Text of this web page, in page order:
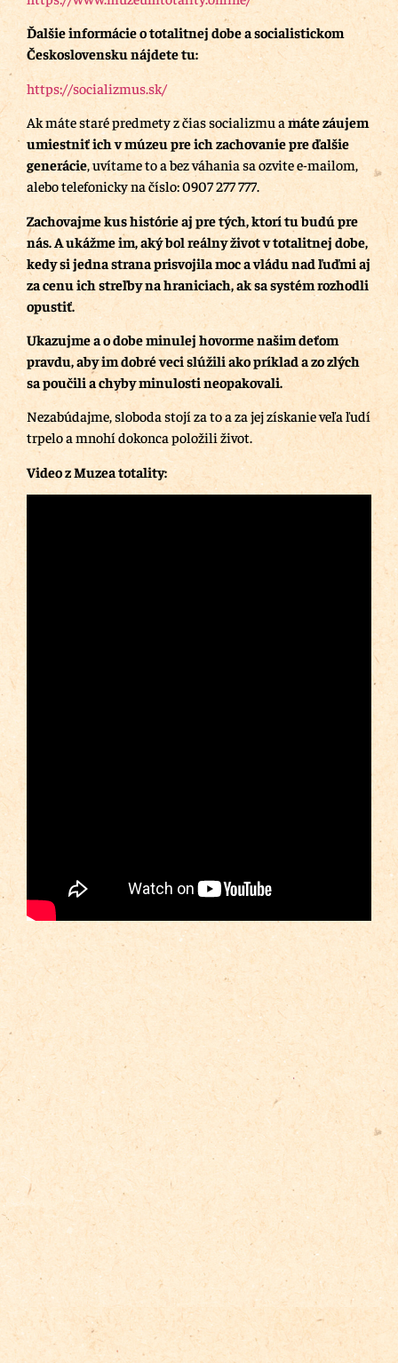
Ďalšie informácie o totalitnej dobe a socialistickom
Československu nájdete tu:
https://socializmus.sk/
Ak máte staré predmety z čias socializmu a máte záujem
umiestniť ich v múzeu pre ich zachovanie pre ďalšie
generácie, uvítame to a bez váhania sa ozvite e-mailom,
alebo telefonicky na číslo: 0907 277 777.
Zachovajme kus histórie aj pre tých, ktorí tu budú pre
nás. A ukážme im, aký bol reálny život v totalitnej dobe,
kedy si jedna strana prisvojila moc a vládu nad ľuďmi aj
za cenu ich streľby na hraniciach, ak sa systém rozhodli
opustiť.
Ukazujme a o dobe minulej hovorme našim deťom
pravdu, aby im dobré veci slúžili ako príklad a zo zlých
sa poučili a chyby minulosti neopakovali.
Nezabúdajme, sloboda stojí za to a za jej získanie veľa ľudí
trpelo a mnohí dokonca položili život.
Video z Muzea totality: